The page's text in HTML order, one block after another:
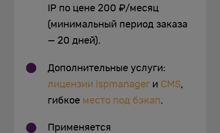
IP по цене 200 ₽/месяц
(минимальный период заказа
— 20 дней).
Дополнительные услуги:
лицензии ispmanager и CMS,
гибкое место под бэкап.
Применяется